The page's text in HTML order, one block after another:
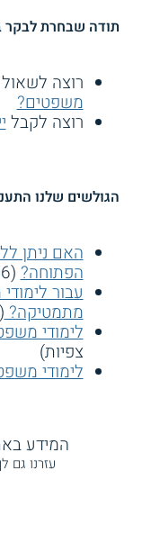
תודה שבחרת לבקר
רוצה
משפטים?
רוצה לקבל
הגולשים שלנו
האם ניתן
הפתוחה?(27436 צפיות)
מתמטיקה?(10497 צפיות)
לימודי משפטים
צפיות)
לימודי
המידע באתר
עזרנו גם